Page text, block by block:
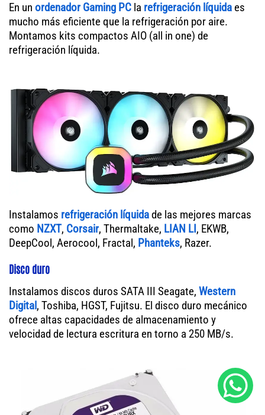
En un ordenador Gaming PC la refrigeración líquida es
mucho más eficiente que la refrigeración por aire.
Montamos kits compactos AIO (all in one) de
refrigeración líquida.
Instalamos refrigeración líquidade las mejores marcas
como NZXT, Corsair, Thermaltake, LIAN LI, EKWB,
DeepCool, Aerocool, Fractal, Phanteks, Razer.
Disco duro
Instalamos discos duros SATA III Seagate, Western
Digital, Toshiba, HGST, Fujitsu. El disco duro mecánico
ofrece altas capacidades de almacenamiento y
velocidad de lectura escritura en torno a 250 MB/s.